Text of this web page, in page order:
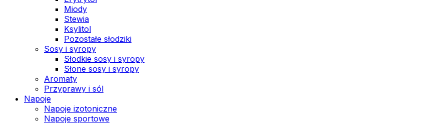
Miody
Stewia
Ksylitol
Pozostałe słodziki
Sosy i syropy
Słodkie sosy i syropy
Słone sosy i syropy
Aromaty
Przyprawy i sól
Napoje
Napoje izotoniczne
Napoje sportowe